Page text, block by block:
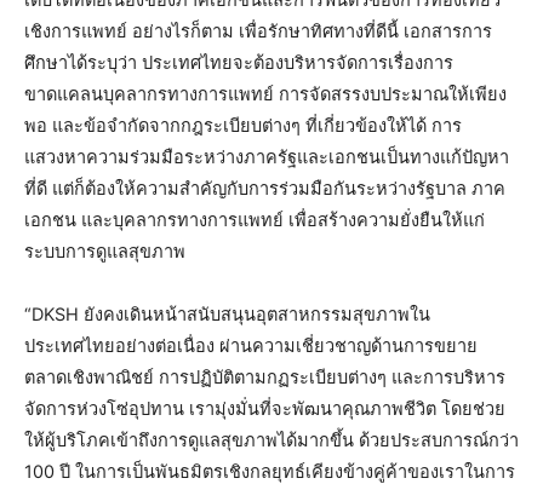
เชิงการแพทย์ อย่างไรก็ตาม เพื่อรักษาทิศทางที่ดีนี้ เอกสารการ
ศึกษาได้ระบุว่า ประเทศไทยจะต้องบริหารจัดการเรื่องการ
ขาดแคลนบุคลากรทางการแพทย์ การจัดสรรงบประมาณให้เพียง
พอ และข้อจำกัดจากกฎระเบียบต่างๆ ที่เกี่ยวข้องให้ได้ การ
แสวงหาความร่วมมือระหว่างภาครัฐและเอกชนเป็นทางแก้ปัญหา
ที่ดี แต่ก็ต้องให้ความสำคัญกับการร่วมมือกันระหว่างรัฐบาล ภาค
เอกชน และบุคลากรทางการแพทย์ เพื่อสร้างความยั่งยืนให้แก่
ระบบการดูแลสุขภาพ
“DKSH ยังคงเดินหน้าสนับสนุนอุตสาหกรรมสุขภาพใน
ประเทศไทยอย่างต่อเนื่อง ผ่านความเชี่ยวชาญด้านการขยาย
ตลาดเชิงพาณิชย์ การปฏิบัติตามกฏระเบียบต่างๆ และการบริหาร
จัดการห่วงโซ่อุปทาน เรามุ่งมั่นที่จะพัฒนาคุณภาพชีวิต โดยช่วย
ให้ผู้บริโภคเข้าถึงการดูแลสุขภาพได้มากขึ้น ด้วยประสบการณ์กว่า
100 ปี ในการเป็นพันธมิตรเชิงกลยุทธ์เคียงข้างคู่ค้าของเราในการ